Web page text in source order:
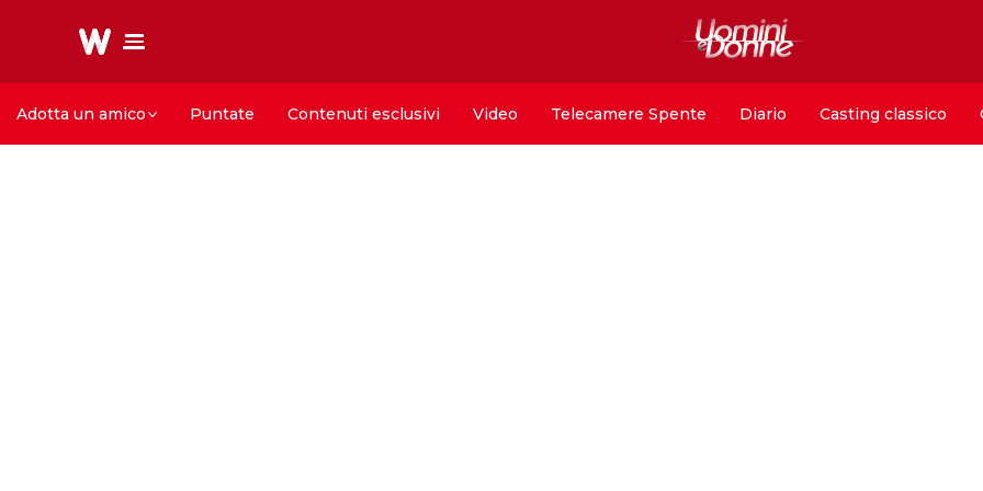
Adotta un amico Puntate Contenuti esclusivi Video Telecamere Spente Diario Casting classico